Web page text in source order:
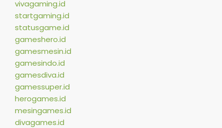
vivagaming.id
startgaming.id
statusgame.id
gameshero.id
gamesmesin.id
gamesindo.id
gamesdiva.id
gamessuper.id
herogames.id
mesingames.id
divagames.id